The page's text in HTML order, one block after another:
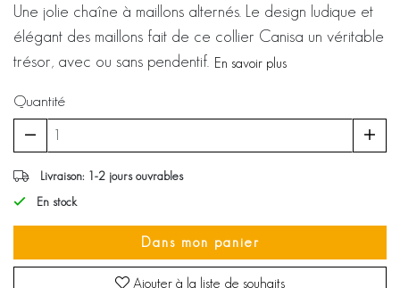
Une jolie chaîne à maillons alternés. Le design ludique et
élégant des maillons fait de ce collier Canisa un véritable
trésor, avec ou sans pendentif. En savoir plus
Quantité
Livraison: 1-2 jours ouvrables
En stock
Dans mon panier
Ajouter à la liste de souhaits